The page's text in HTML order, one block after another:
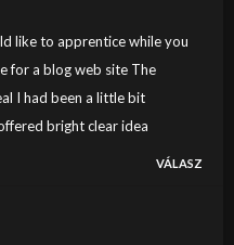
like to apprentice while you
for a blog web site The
I had been a little bit
bright clear idea
VÁLASZ